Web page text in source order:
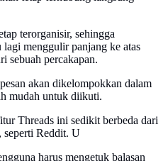
terorganisir, sehingga
menggulir panjang ke atas
sebuah percakapan.
akan dikelompokkan dalam
mudah untuk diikuti.
Threads ini sedikit berbeda dari
seperti Reddit. U
harus mengetuk balasan